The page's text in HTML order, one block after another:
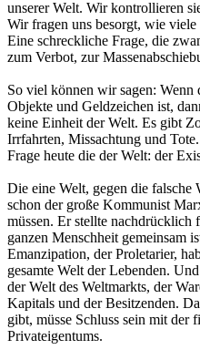
unserer Welt. Wir kontrollieren
Wir fragen uns besorgt, wie
Eine schreckliche Frage, die
zum Verbot, zur
So viel können wir sagen:
Objekte und Geldzeichen ist,
keine Einheit der Welt. Es gibt
Irrfahrten, Missachtung und
Frage heute die der Welt: der
Die eine Welt, gegen die falsche
schon der große Kommunist
müssen. Er stellte nachdrücklich
ganzen Menschheit gemeinsam
Emanzipation, der Proletarier,
gesamte Welt der Lebenden.
der Welt des Weltmarkts, der
Kapitals und der Besitzenden.
gibt, müsse Schluss sein mit der
Privateigentums.